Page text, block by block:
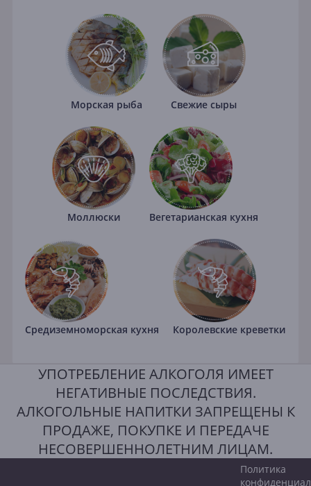
Морская рыба Свежие сыры
Моллюски Вегетарианская кухня
Средиземноморская кухня Королевские креветки
УПОТРЕБЛЕНИЕ АЛКОГОЛЯ ИМЕЕТ
НЕГАТИВНЫЕ ПОСЛЕДСТВИЯ.
АЛКОГОЛЬНЫЕ НАПИТКИ ЗАПРЕЩЕНЫ К
ПРОДАЖЕ, ПОКУПКЕ И ПЕРЕДАЧЕ
НЕСОВЕРШЕННОЛЕТНИМ ЛИЦАМ.
Политика